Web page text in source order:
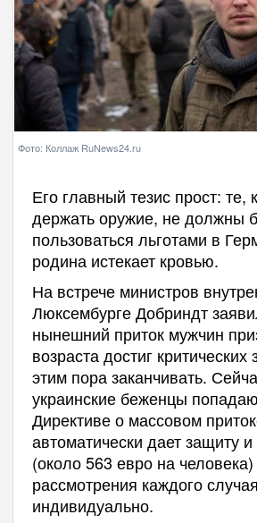
Фото: Коллаж RuNews24.ru
Его главный тезис прост: те,
держать оружие, не должны
пользоваться льготами в
родина истекает кровью.
На встрече министров
Люксембурге Добриндт
нынешний приток мужчин
возраста достиг критических
этим пора заканчивать.
украинские беженцы
Директиве о массовом
автоматически дает защиту и
(около 563 евро на человека)
рассмотрения каждого случая
индивидуально.